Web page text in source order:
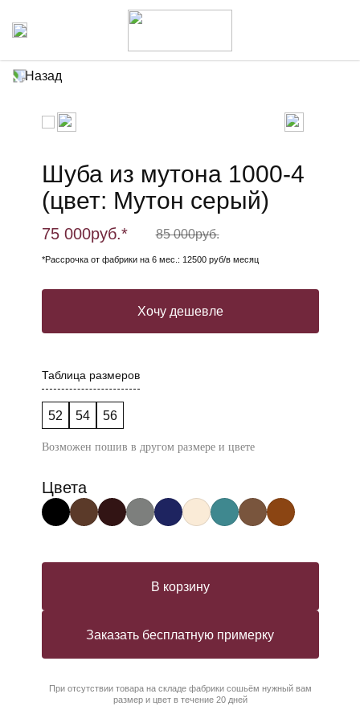
Назад
Шуба из мутона 1000-4
(цвет: Мутон серый)
75 000руб.* 85 000руб.
*Рассрочка от фабрики на 6 мес.: 12500 руб/в месяц
Хочу дешевле
Таблица размеров
52 54 56
Возможен пошив в другом размере и цвете
Цвета
В корзину
Заказать бесплатную примерку
При отсутствии товара на складе фабрики сошьём нужный вам
размер и цвет в течение 20 дней